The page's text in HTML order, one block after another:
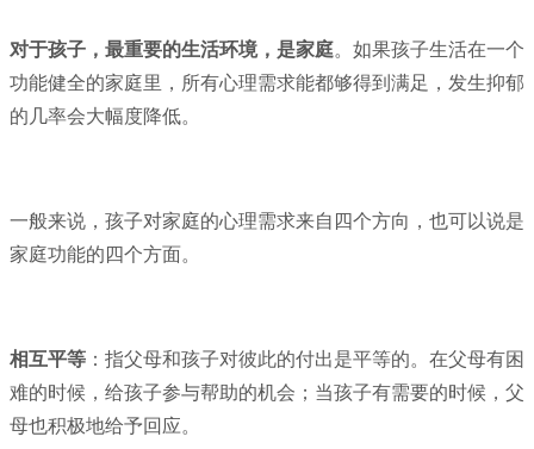
对于孩子，最重要的生活环境，是家庭。如果孩子生活在一个
功能健全的家庭里，所有心理需求能都够得到满足，发生抑郁
的几率会大幅度降低。
一般来说，孩子对家庭的心理需求来自四个方向，也可以说是
家庭功能的四个方面。
相互平等 ：指父母和孩子对彼此的付出是平等的。在父母有困
难的时候，给孩子参与帮助的机会；当孩子有需要的时候，父
母也积极地给予回应。